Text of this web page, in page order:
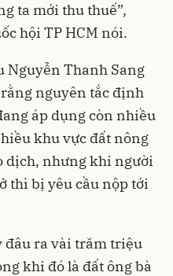
ta mới thu thuế”,
hội TP HCM nói.
Thanh Sang
nguyên tắc định
áp dụng còn nhiều
khu vực đất nông
dịch, nhưng khi người
thì bị yêu cầu nộp tới
đâu ra vài trăm triệu
khi đó là đất ông bà